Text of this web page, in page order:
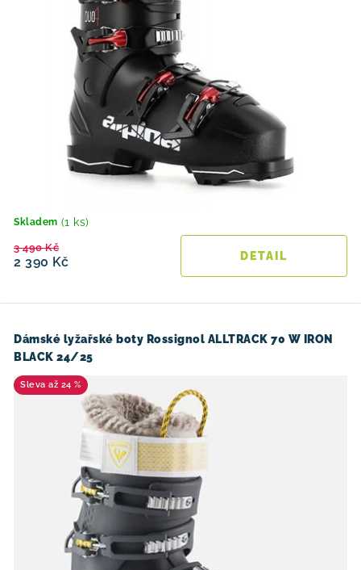
Skladem (1 ks)
2 390 Kč
3 490 Kč
Dámské lyžařské boty Rossignol ALLTRACK 70 W IRON
BLACK 24/25
až 24 %